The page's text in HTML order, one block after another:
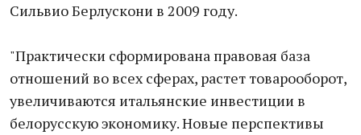
Сильвио Берлускони в 2009 году.
"Практически сформирована правовая база
отношений во всех сферах, растет товарооборот,
увеличиваются итальянские инвестиции в
белорусскую экономику. Новые перспективы